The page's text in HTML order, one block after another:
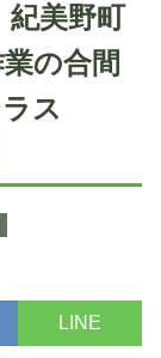
紀美野町
の合間
ス
LINE